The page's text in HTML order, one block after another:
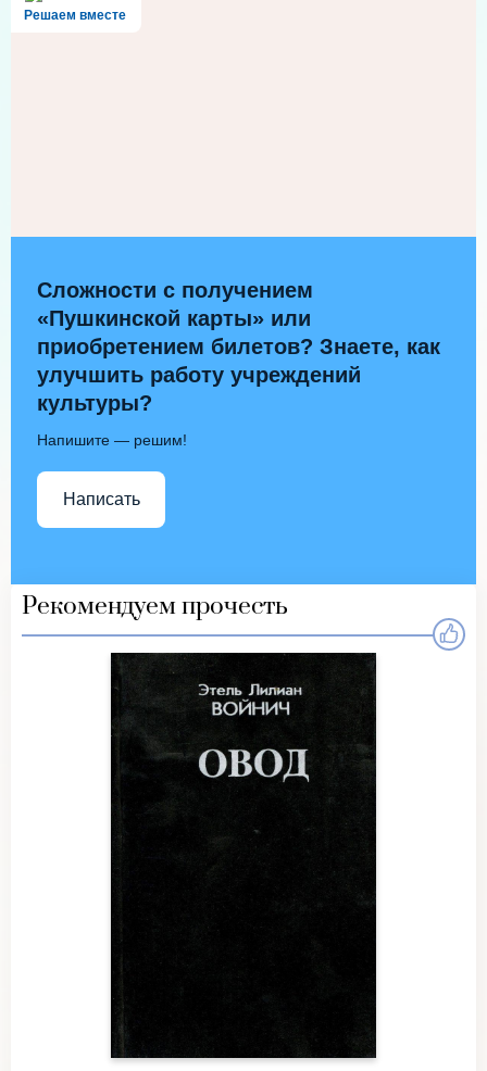
Решаем вместе
Сложности с получением
«Пушкинской карты» или
приобретением билетов? Знаете, как
улучшить работу учреждений
культуры?
Напишите — решим!
Написать
Рекомендуем прочесть